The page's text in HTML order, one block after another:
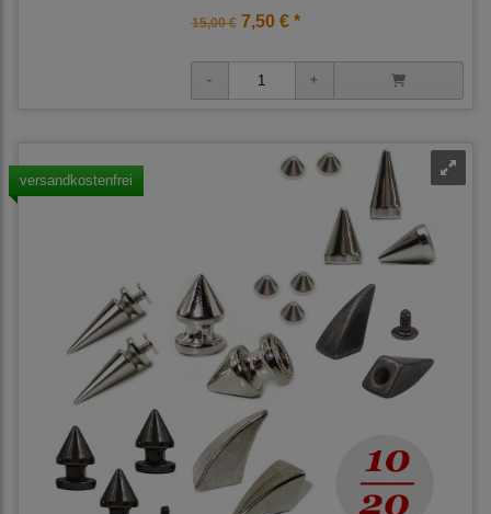
15,00 €7,50 € *
versandkostenfrei